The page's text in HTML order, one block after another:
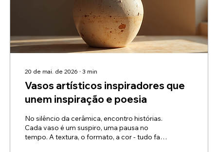
20 de mai. de 2026 ∙ 3 min
Vasos artísticos inspiradores que
unem inspiração e poesia
No silêncio da cerâmica, encontro histórias.
Cada vaso é um suspiro, uma pausa no
tempo. A textura, o formato, a cor - tudo fala